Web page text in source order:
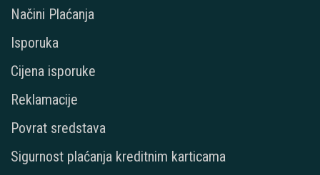
Načini Plaćanja
Isporuka
Cijena isporuke
Reklamacije
Povrat sredstava
Sigurnost plaćanja kreditnim karticama